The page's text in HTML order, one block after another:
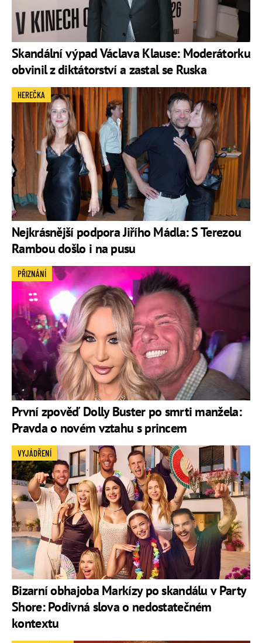
Skandální výpad Václava Klause: Moderátorku
obvinil z diktátorství a zastal se Ruska
Nejkrásnější podpora Jiřího Mádla: S Terezou
Rambou došlo i na pusu
HEREČKA
První zpověď Dolly Buster po smrti manžela:
Pravda o novém vztahu s princem
PŘIZNÁNÍ
Bizarní obhajoba Markízy po skandálu v Party
Shore: Podivná slova o nedostatečném
kontextu
VYJÁDŘENÍ